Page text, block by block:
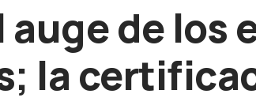
auge de los
la